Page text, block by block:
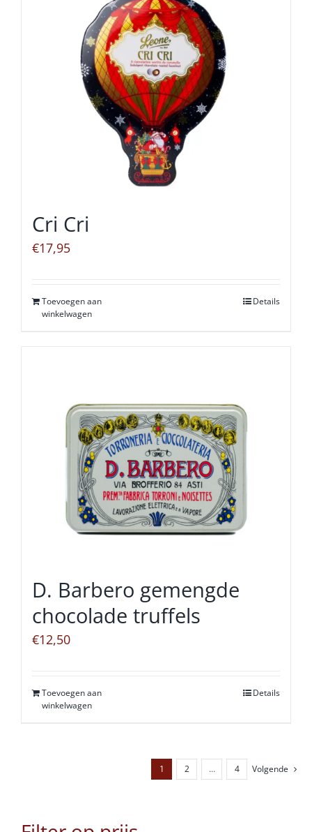
Cri Cri
€17,95
Toevoegen aan
winkelwagen
Details
D. Barbero gemengde
chocolade truffels
€12,50
Toevoegen aan
winkelwagen
Details
1 2 … 4 Volgende